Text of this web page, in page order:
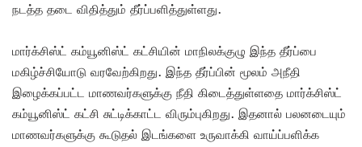
நடத்த தடை விதித்தும் தீர்ப்பளித்துள்ளது.
மார்க்சிஸ்ட் கம்யூனிஸ்ட் கட்சியின் மாநிலக்குழு இந்த தீர்ப்பை
மகிழ்ச்சியோடு வரவேற்கிறது. இந்த தீர்ப்பின் மூலம் அநீதி
இழைக்கப்பட்ட மாணவர்களுக்கு நீதி கிடைத்துள்ளதை மார்க்சிஸ்ட்
கம்யூனிஸ்ட் கட்சி சுட்டிக்காட்ட விரும்புகிறது. இதனால் பலனடையும்
மாணவர்களுக்கு கூடுதல் இடங்களை உருவாக்கி வாய்ப்பளிக்க